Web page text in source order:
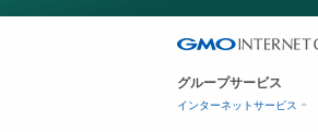
グループサービス
インターネットサービス